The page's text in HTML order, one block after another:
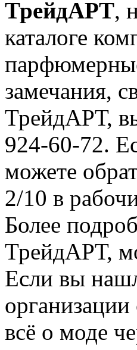
ТрейдАРТ,
каталоге
замечания,
ТрейдАРТ,
924-60-72.
можете
2/10 в
Более
ТрейдАРТ,
Если вы
всё о моде